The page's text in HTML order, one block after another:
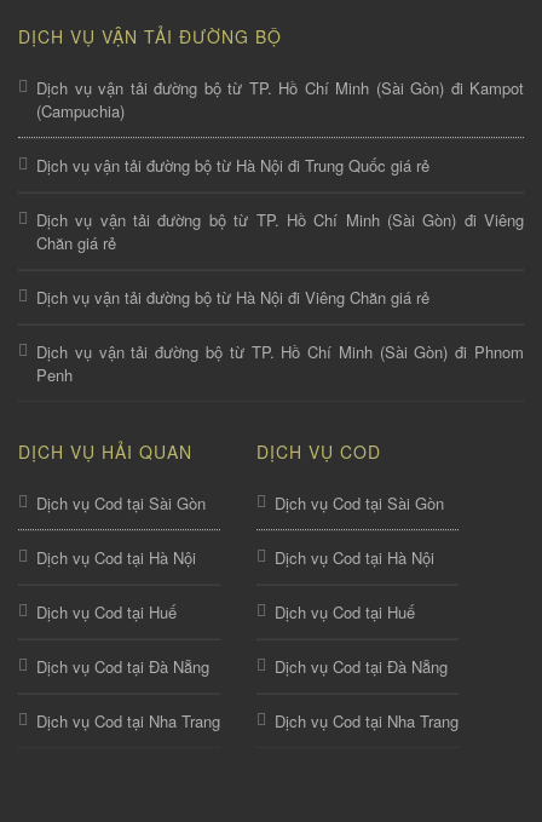
DỊCH VỤ VẬN TẢI ĐƯỜNG BỘ
Dịch vụ vận tải đường bộ từ TP. Hồ Chí Minh (Sài Gòn) đi Kampot
(Campuchia)
Dịch vụ vận tải đường bộ từ Hà Nội đi Trung Quốc giá rẻ
Dịch vụ vận tải đường bộ từ TP. Hồ Chí Minh (Sài Gòn) đi Viêng
Chăn giá rẻ
Dịch vụ vận tải đường bộ từ Hà Nội đi Viêng Chăn giá rẻ
Dịch vụ vận tải đường bộ từ TP. Hồ Chí Minh (Sài Gòn) đi Phnom
Penh
DỊCH VỤ HẢI QUAN
Dịch vụ Cod tại Sài Gòn
Dịch vụ Cod tại Hà Nội
Dịch vụ Cod tại Huế
Dịch vụ Cod tại Đà Nẵng
Dịch vụ Cod tại Nha Trang
DỊCH VỤ COD
Dịch vụ Cod tại Sài Gòn
Dịch vụ Cod tại Hà Nội
Dịch vụ Cod tại Huế
Dịch vụ Cod tại Đà Nẵng
Dịch vụ Cod tại Nha Trang